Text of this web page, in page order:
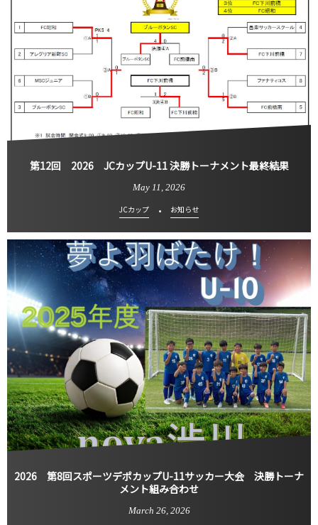
第12回 2026 JCカップU-11 決勝トーナメント最終結果
May 11 2026
JCカップ お知らせ
2026 第8回スポーツデポカップU-11サッカー大会 決勝トーナ
メント組み合わせ
March 26, 2026